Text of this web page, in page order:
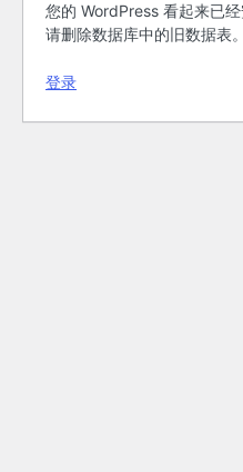
您的 WordPress 看起来已
请删除数据库中的旧数据表。
登录